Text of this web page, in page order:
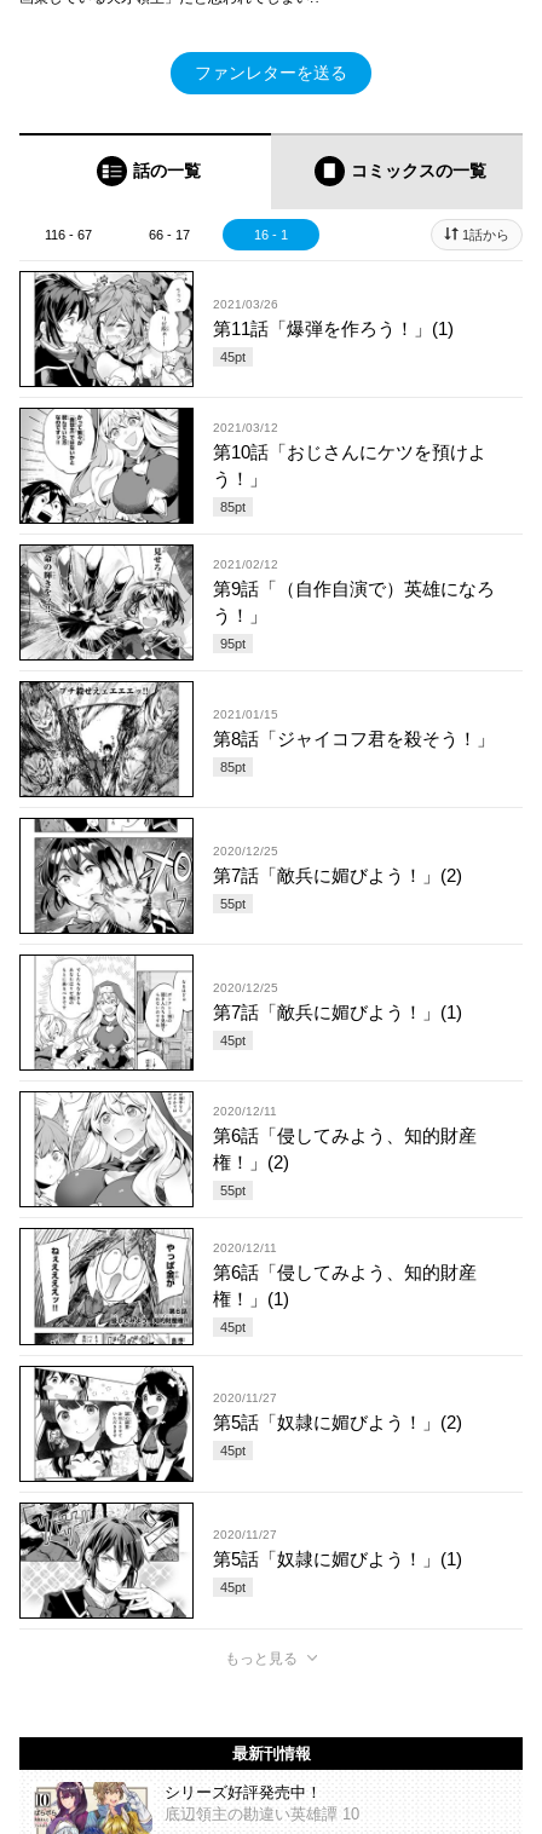
ファンレターを送る
話の一覧 コミックスの一覧
116 - 67 66 - 17 16 - 1 1話から
2021/03/26
第11話「爆弾を作ろう！」(1)
45pt
2021/03/12
第10話「おじさんにケツを預けよ
う！」
85pt
2021/02/12
第9話「（自作自演で）英雄になろ
う！」
95pt
2021/01/15
第8話「ジャイコフ君を殺そう！」
85pt
2020/12/25
第7話「敵兵に媚びよう！」(2)
55pt
2020/12/25
第7話「敵兵に媚びよう！」(1)
45pt
2020/12/11
第6話「侵してみよう、知的財産
権！」(2)
55pt
2020/12/11
第6話「侵してみよう、知的財産
権！」(1)
45pt
2020/11/27
第5話「奴隷に媚びよう！」(2)
45pt
2020/11/27
第5話「奴隷に媚びよう！」(1)
45pt
もっと見る
最新刊情報
シリーズ好評発売中！
底辺領主の勘違い英雄譚 10